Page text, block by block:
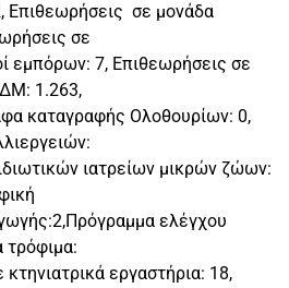
Επιθεωρήσεις σε μονάδα
σε
εμπόρων: 7, Επιθεωρήσεις σε
1.263,
καταγραφής Ολοθουρίων: 0,
ιατρείων μικρών ζώων:
ελέγχου
τρόφιμα:
εργαστήρια: 18,